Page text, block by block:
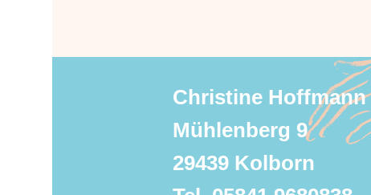
Christine Hoffmann
Mühlenberg 9
29439 Kolborn